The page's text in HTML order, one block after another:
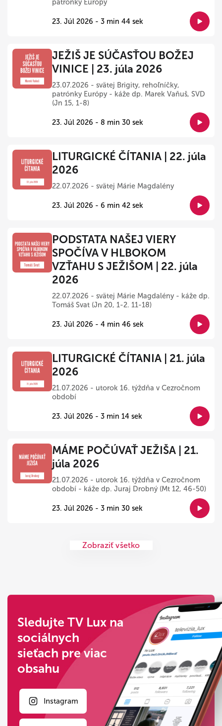
patrónky Európy
23. Júl 2026 - 3 min 44 sek
JEŽIŠ JE SÚČASŤOU BOŽEJ
VINICE | 23. júla 2026
23.07.2026 - svätej Brigity, rehoľníčky,
patrónky Európy - káže dp. Marek Vaňuš, SVD
(Jn 15, 1-8)
23. Júl 2026 - 8 min 30 sek
LITURGICKÉ ČÍTANIA | 22. júla
2026
22.07.2026 - svätej Márie Magdalény
23. Júl 2026 - 6 min 42 sek
PODSTATA NAŠEJ VIERY
SPOČÍVA V HLBOKOM
VZŤAHU S JEŽIŠOM | 22. júla
2026
22.07.2026 - svätej Márie Magdalény - káže dp.
Tomáš Svat (Jn 20, 1-2. 11-18)
23. Júl 2026 - 4 min 46 sek
LITURGICKÉ ČÍTANIA | 21. júla
2026
21.07.2026 - utorok 16. týždňa v Cezročnom
období
23. Júl 2026 - 3 min 14 sek
MÁME POČÚVAŤ JEŽIŠA | 21.
júla 2026
21.07.2026 - utorok 16. týždňa v Cezročnom
období - káže dp. Juraj Drobný (Mt 12, 46-50)
23. Júl 2026 - 3 min 30 sek
Zobraziť všetko
Sledujte TV Lux na
sociálnych
sieťach pre viac
obsahu
Instagram